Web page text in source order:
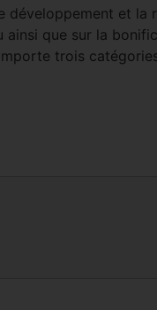
et la
ainsi que sur la
trois